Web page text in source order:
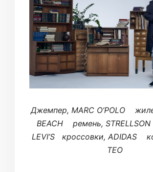
Джемпер, MARC O’POLO
BEACH ремень,
LEVI’S кроссовки, ADIDAS
TEO